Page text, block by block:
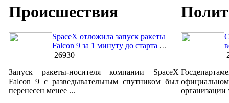
Происшествия
SpaceX отложила запуск ракеты
Falcon 9 за 1 минуту до старта
26930
Запуск ракеты-носителя компании SpaceX
Falcon 9 с разведывательным спутником был
перенесен менее ...
организации